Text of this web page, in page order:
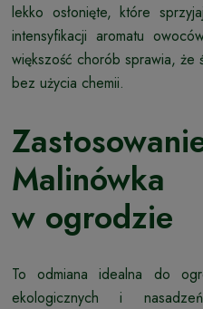
lekko osłonięte, które
intensyfikacji aromatu
większość chorób sprawia, że
bez użycia chemii.
Malinówka
w ogrodzie
To odmiana idealna do
ekologicznych i